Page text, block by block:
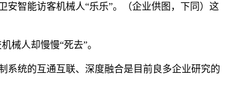
智能访客机械人“乐乐”。（企业供图，下同）这
人却慢慢“死去”。
统的互通互联、深度融合是目前良多企业研究的